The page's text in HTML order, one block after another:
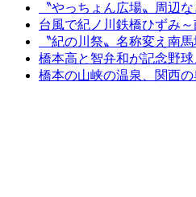
〝やっちょん広場〟周辺
台風で紀ノ川鉄橋ひずみ
〝紀の川祭〟名称変え南
橋本高と智弁和が記念野
橋本の山峡の温泉、関西